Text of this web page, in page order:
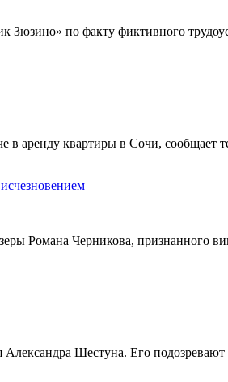
по факту фиктивного
в аренду квартиры в Сочи, сообщает
Романа Черникова, признанного
Александра Шестуна. Его